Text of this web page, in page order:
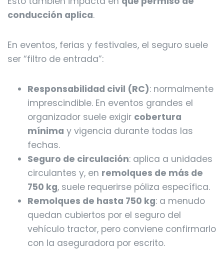
conducción aplica.
En eventos, ferias y festivales, el seguro suele
ser “filtro de entrada”:
Responsabilidad civil (RC): normalmente
imprescindible. En eventos grandes el
organizador suele exigir cobertura
mínima y vigencia durante todas las
fechas.
Seguro de circulación: aplica a unidades
circulantes y, en remolques de más de
750 kg, suele requerirse póliza específica.
Remolques de hasta 750 kg: a menudo
quedan cubiertos por el seguro del
vehículo tractor, pero conviene confirmarlo
con la aseguradora por escrito.